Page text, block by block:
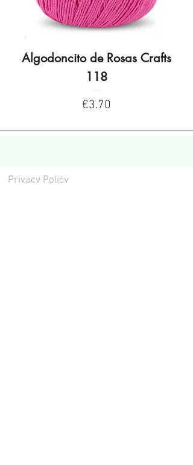
Algodoncito de Rosas Crafts
118
Price
€3.70
Privacy Policy